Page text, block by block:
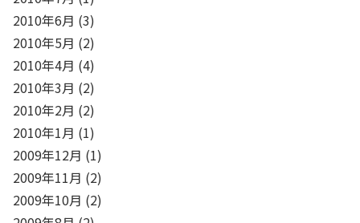
2010年6月 (3)
2010年5月 (2)
2010年4月 (4)
2010年3月 (2)
2010年2月 (2)
2010年1月 (1)
2009年12月 (1)
2009年11月 (2)
2009年10月 (2)